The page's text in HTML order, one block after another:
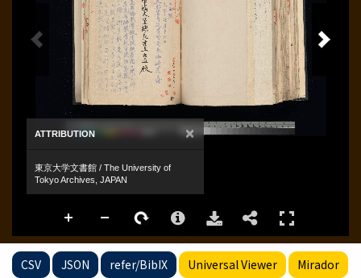
CSV JSON refer/BibIX Universal Viewer Mirador